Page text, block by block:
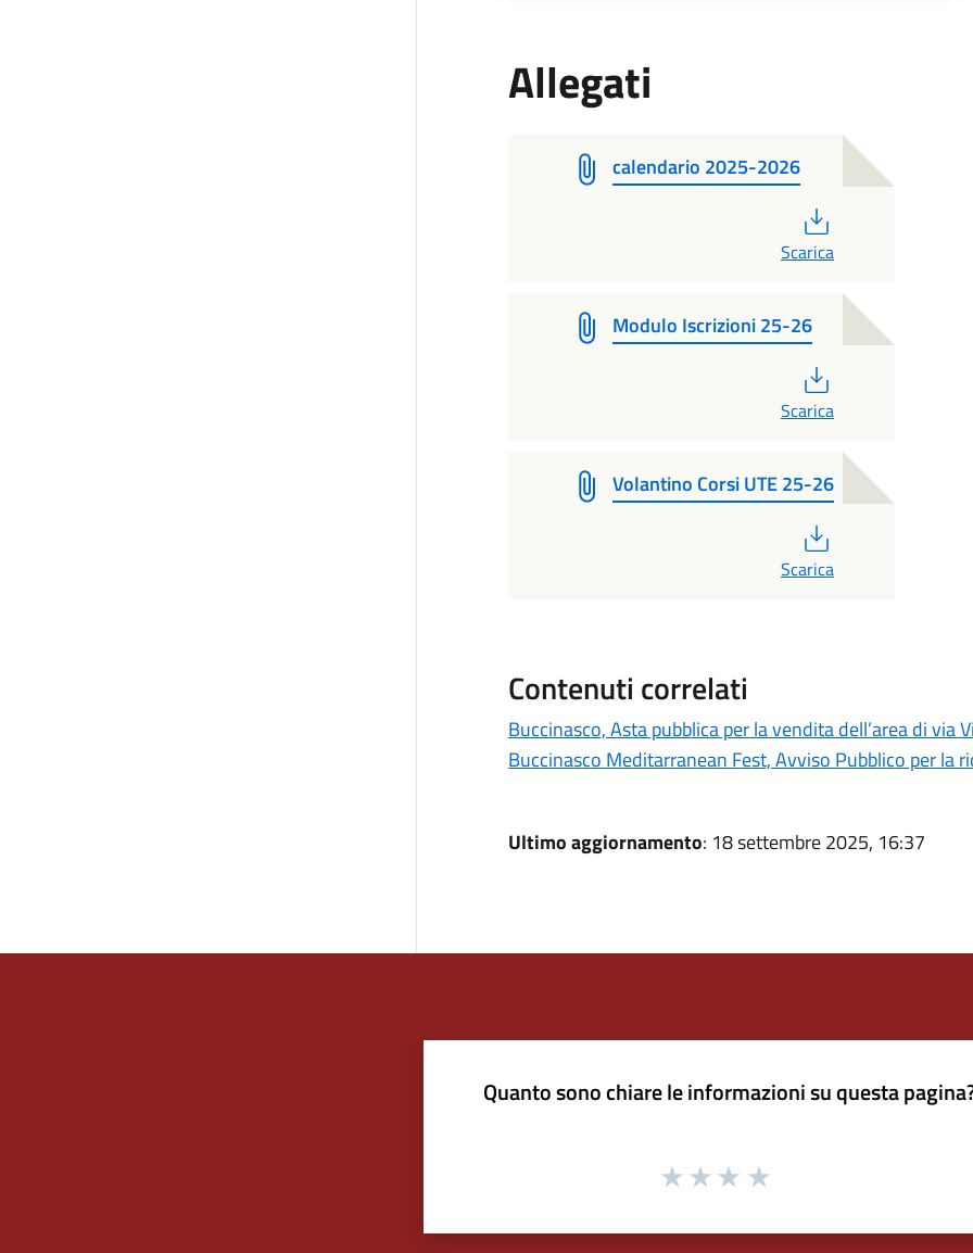
Allegati
calendario 2025-2026
Scarica
Modulo Iscrizioni 25-26
Scarica
Volantino Corsi UTE 25-26
Scarica
Contenuti correlati
Buccinasco, Asta pubblica per la vendita dell’area di via
Buccinasco Meditarranean Fest, Avviso Pubblico per la
Ultimo aggiornamento: 18 settembre 2025, 16:37
Quanto sono chiare le informazioni su questa